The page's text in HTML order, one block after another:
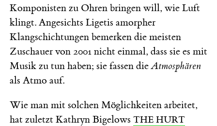
Komponisten zu Ohren bringen will, wie Luft
klingt. Angesichts Ligetis amorpher
Klangschichtungen bemerken die meisten
Zuschauer von 2001 nicht einmal, dass sie es mit
Musik zu tun haben; sie fassen dieAtmosphären
als Atmo auf.
Wie man mit solchen Möglichkeiten arbeitet,
hat zuletzt Kathryn Bigelows THE HURT